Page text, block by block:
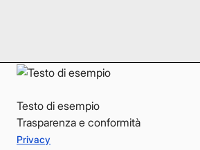
Testo di esempio
Trasparenza e conformità
Privacy